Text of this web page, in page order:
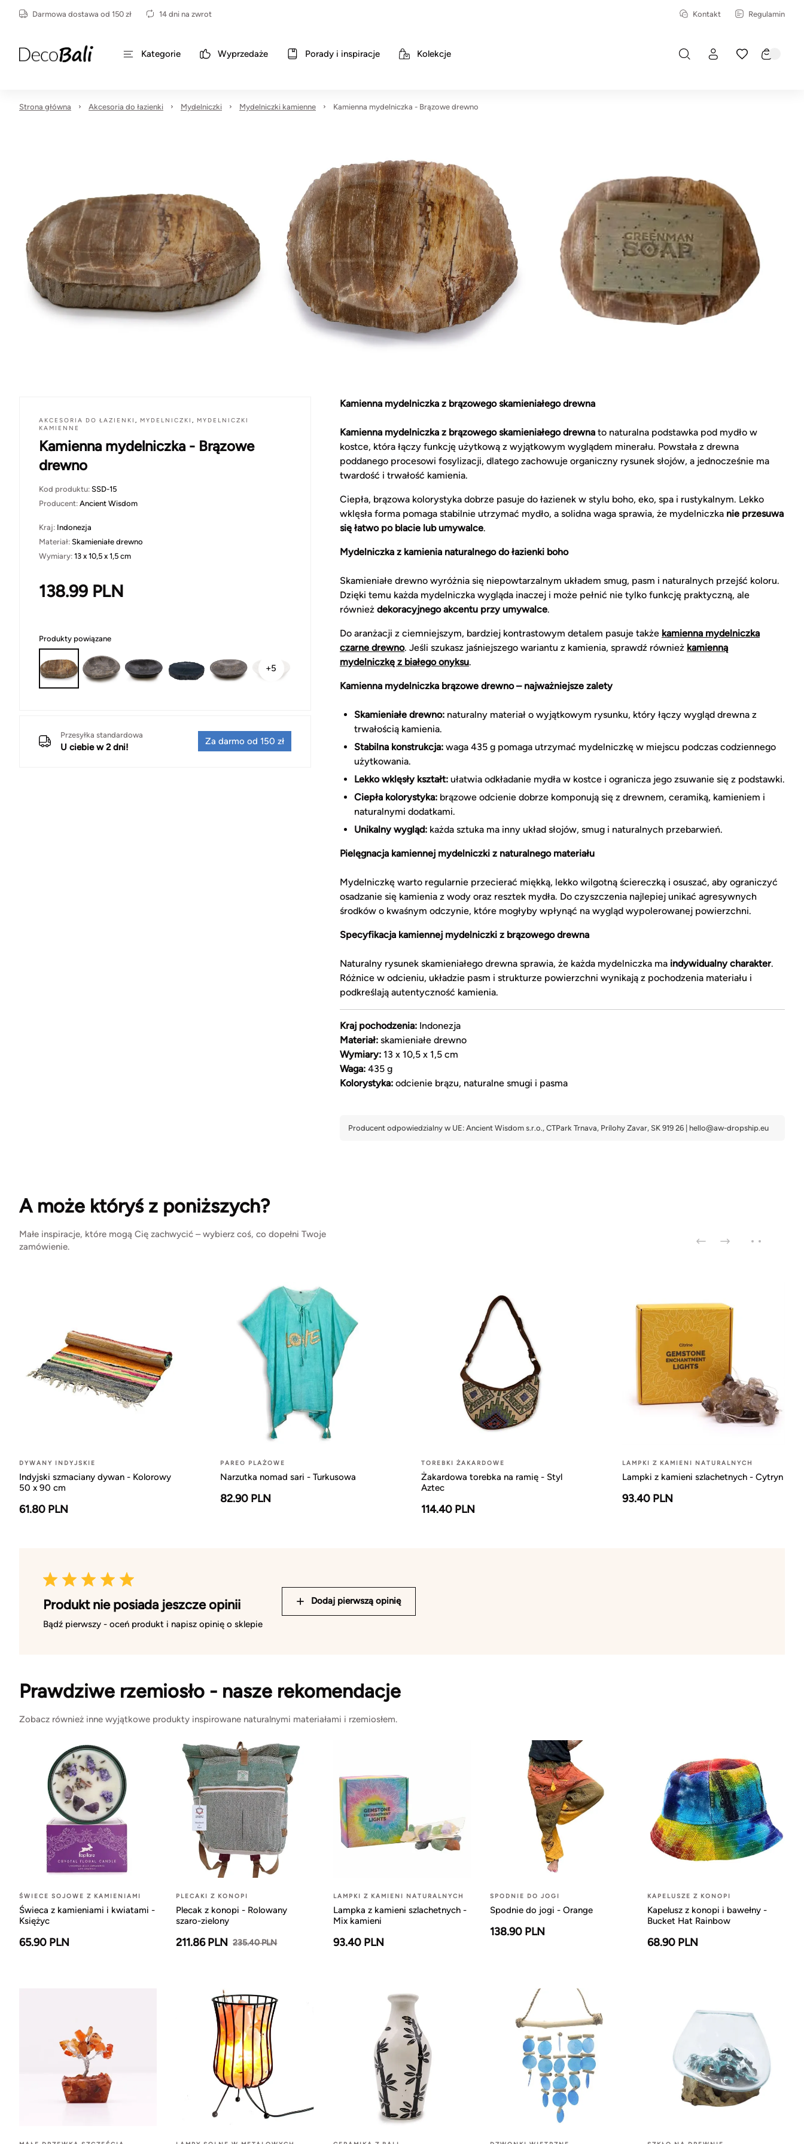
Darmowa dostawa od 150 zł 14 dni na zwrot Kontakt Regulamin
Kategorie Wyprzedaże Porady i inspiracje Kolekcje
Strona główna Akcesoria do łazienki Mydelniczki Mydelniczki kamienne Kamienna mydelniczka - Brązowe drewno
AKCESORIA DO ŁAZIENKI , MYDELNICZKI , MYDELNICZKI
KAMIENNE
Kamienna mydelniczka - Brązowe
drewno
Kod produktu: SSD-15
Producent: Ancient Wisdom
Kraj: Indonezja
Materiał: Skamieniałe drewno
Wymiary: 13 x 10,5 x 1,5 cm
138.99 PLN
Produkty powiązane
+5
Przesyłka standardowa
U ciebie w 2 dni!
Za darmo od 150 zł
Kamienna mydelniczka z brązowego skamieniałego drewna
Kamienna mydelniczka z brązowego skamieniałego drewna to naturalna podstawka pod mydło w
kostce, która łączy funkcję użytkową z wyjątkowym wyglądem minerału. Powstała z drewna
poddanego procesowi fosylizacji, dlatego zachowuje organiczny rysunek słojów, a jednocześnie ma
twardość i trwałość kamienia.
Ciepła, brązowa kolorystyka dobrze pasuje do łazienek w stylu boho, eko, spa i rustykalnym. Lekko
wklęsła forma pomaga stabilnie utrzymać mydło, a solidna waga sprawia, że mydelniczka nie przesuwa
się łatwo po blacie lub umywalce.
Mydelniczka z kamienia naturalnego do łazienki boho
Skamieniałe drewno wyróżnia się niepowtarzalnym układem smug, pasm i naturalnych przejść koloru.
Dzięki temu każda mydelniczka wygląda inaczej i może pełnić nie tylko funkcję praktyczną, ale
również dekoracyjnego akcentu przy umywalce.
Do aranżacji z ciemniejszym, bardziej kontrastowym detalem pasuje także kamienna mydelniczka
czarne drewno. Jeśli szukasz jaśniejszego wariantu z kamienia, sprawdź również kamienną
mydelniczkę z białego onyksu.
Kamienna mydelniczka brązowe drewno – najważniejsze zalety
Skamieniałe drewno: naturalny materiał o wyjątkowym rysunku, który łączy wygląd drewna z
trwałością kamienia.
Stabilna konstrukcja: waga 435 g pomaga utrzymać mydelniczkę w miejscu podczas codziennego
użytkowania.
Lekko wklęsły kształt: ułatwia odkładanie mydła w kostce i ogranicza jego zsuwanie się z podstawki.
Ciepła kolorystyka: brązowe odcienie dobrze komponują się z drewnem, ceramiką, kamieniem i
naturalnymi dodatkami.
Unikalny wygląd: każda sztuka ma inny układ słojów, smug i naturalnych przebarwień.
Pielęgnacja kamiennej mydelniczki z naturalnego materiału
Mydelniczkę warto regularnie przecierać miękką, lekko wilgotną ściereczką i osuszać, aby ograniczyć
osadzanie się kamienia z wody oraz resztek mydła. Do czyszczenia najlepiej unikać agresywnych
środków o kwaśnym odczynie, które mogłyby wpłynąć na wygląd wypolerowanej powierzchni.
Specyfikacja kamiennej mydelniczki z brązowego drewna
Naturalny rysunek skamieniałego drewna sprawia, że każda mydelniczka ma indywidualny charakter.
Różnice w odcieniu, układzie pasm i strukturze powierzchni wynikają z pochodzenia materiału i
podkreślają autentyczność kamienia.
Kraj pochodzenia: Indonezja
Materiał: skamieniałe drewno
Wymiary: 13 x 10,5 x 1,5 cm
Waga: 435 g
Kolorystyka: odcienie brązu, naturalne smugi i pasma
A może któryś z poniższych?
Małe inspiracje, które mogą Cię zachwycić – wybierz coś, co dopełni Twoje
zamówienie.
DYWANY INDYJSKIE
Indyjski szmaciany dywan - Kolorowy
50 x 90 cm
61.80 PLN
PAREO PLAŻOWE
Narzutka nomad sari - Turkusowa
82.90 PLN
TOREBKI ŻAKARDOWE
Żakardowa torebka na ramię - Styl
Aztec
114.40 PLN
LAMPKI Z KAMIENI NATURALNYCH
Lampki z kamieni szlachetnych - Cytryn
93.40 PLN
Produkt nie posiada jeszcze opinii
Bądź pierwszy - oceń produkt i napisz opinię o sklepie
Dodaj pierwszą opinię
Prawdziwe rzemiosło - nasze rekomendacje
Zobacz również inne wyjątkowe produkty inspirowane naturalnymi materiałami i rzemiosłem.
ŚWIECE SOJOWE Z KAMIENIAMI
Świeca z kamieniami i kwiatami -
Księżyc
65.90 PLN
PLECAKI Z KONOPI
Plecak z konopi - Rolowany
szaro-zielony
211.86 PLN 235.40 PLN
LAMPKI Z KAMIENI NATURALNYCH
Lampka z kamieni szlachetnych -
Mix kamieni
93.40 PLN
SPODNIE DO JOGI
Spodnie do jogi - Orange
138.90 PLN
KAPELUSZE Z KONOPI
Kapelusz z konopi i bawełny -
Bucket Hat Rainbow
68.90 PLN